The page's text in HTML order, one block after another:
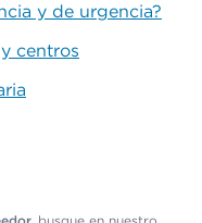
y de urgencia?
centros